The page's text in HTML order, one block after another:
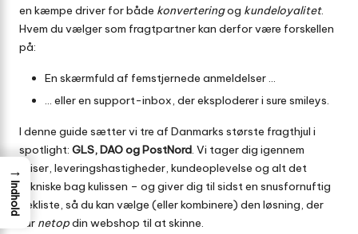
en kæmpe driver for både konverteringog kundeloyalitet.
Hvem du vælger som fragtpartner kan derfor være forskellen
på:
En skærmfuld af femstjernede anmeldelser …
… eller en support-inbox, der eksploderer i sure smileys.
I denne guide sætter vi tre af Danmarks største fragthjul i
spotlight: GLS, DAO og PostNord. Vi tager dig igennem
priser, leveringshastigheder, kundeoplevelse og alt det
tekniske bag kulissen – og giver dig til sidst en snusfornuftig
tjekliste, så du kan vælge (eller kombinere) den løsning, der
får netopdin webshop til at skinne.
→
Indhold